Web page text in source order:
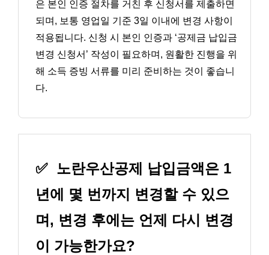
은 본인 인증 절차를 거친 후 신청서를 제출하면
되며, 보통 영업일 기준 3일 이내에 변경 사항이
적용됩니다. 신청 시 본인 인증과 ‘공제금 납입금
변경 신청서’ 작성이 필요하며, 원활한 진행을 위
해 소득 증빙 서류를 미리 준비하는 것이 좋습니
다.
✅ 노란우산공제 납입금액은 1
년에 몇 번까지 변경할 수 있으
며, 변경 후에는 언제 다시 변경
이 가능한가요?